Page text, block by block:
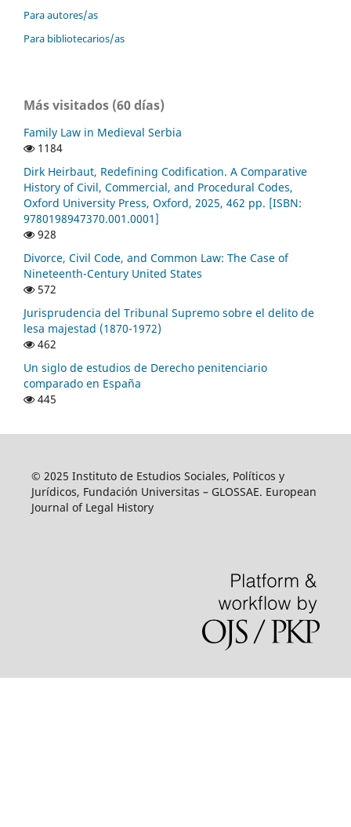
Para autores/as
Para bibliotecarios/as
Más visitados (60 días)
Family Law in Medieval Serbia
1184
Dirk Heirbaut, Redefining Codification. A Comparative
History of Civil, Commercial, and Procedural Codes,
Oxford University Press, Oxford, 2025, 462 pp. [ISBN:
9780198947370.001.0001]
928
Divorce, Civil Code, and Common Law: The Case of
Nineteenth-Century United States
572
Jurisprudencia del Tribunal Supremo sobre el delito de
lesa majestad (1870-1972)
462
Un siglo de estudios de Derecho penitenciario
comparado en España
445
© 2025 Instituto de Estudios Sociales, Políticos y
Jurídicos, Fundación Universitas – GLOSSAE. European
Journal of Legal History